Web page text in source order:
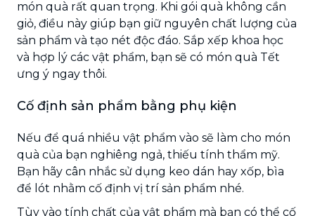
món quà rất quan trọng. Khi gói quà không cần
giỏ, điều này giúp bạn giữ nguyên chất lượng của
sản phẩm và tạo nét độc đáo. Sắp xếp khoa học
và hợp lý các vật phẩm, bạn sẽ có món quà Tết
ưng ý ngay thôi.
Cố định sản phẩm bằng phụ kiện
Nếu để quá nhiều vật phẩm vào sẽ làm cho món
quà của bạn nghiêng ngả, thiếu tính thẩm mỹ.
Bạn hãy cân nhắc sử dụng keo dán hay xốp, bìa
để lót nhằm cố định vị trí sản phẩm nhé.
Tùy vào tính chất của vật phẩm mà bạn có thể cố